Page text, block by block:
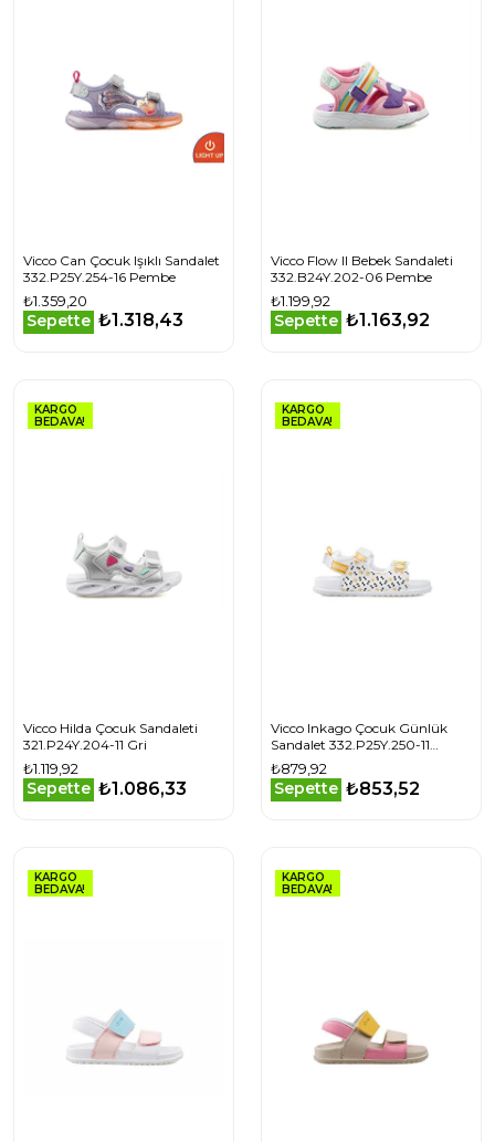
Vicco Can Çocuk Işıklı Sandalet
332.P25Y.254-16 Pembe
₺1.359,20
Sepette ₺1.318,43
Vicco Flow II Bebek Sandaleti
332.B24Y.202-06 Pembe
₺1.199,92
Sepette ₺1.163,92
KARGO
BEDAVA!
Vicco Hilda Çocuk Sandaleti
321.P24Y.204-11 Gri
₺1.119,92
Sepette ₺1.086,33
KARGO
BEDAVA!
Vicco Inkago Çocuk Günlük
Sandalet 332.P25Y.250-11
Beyaz
₺879,92
Sepette ₺853,52
KARGO
BEDAVA!
KARGO
BEDAVA!